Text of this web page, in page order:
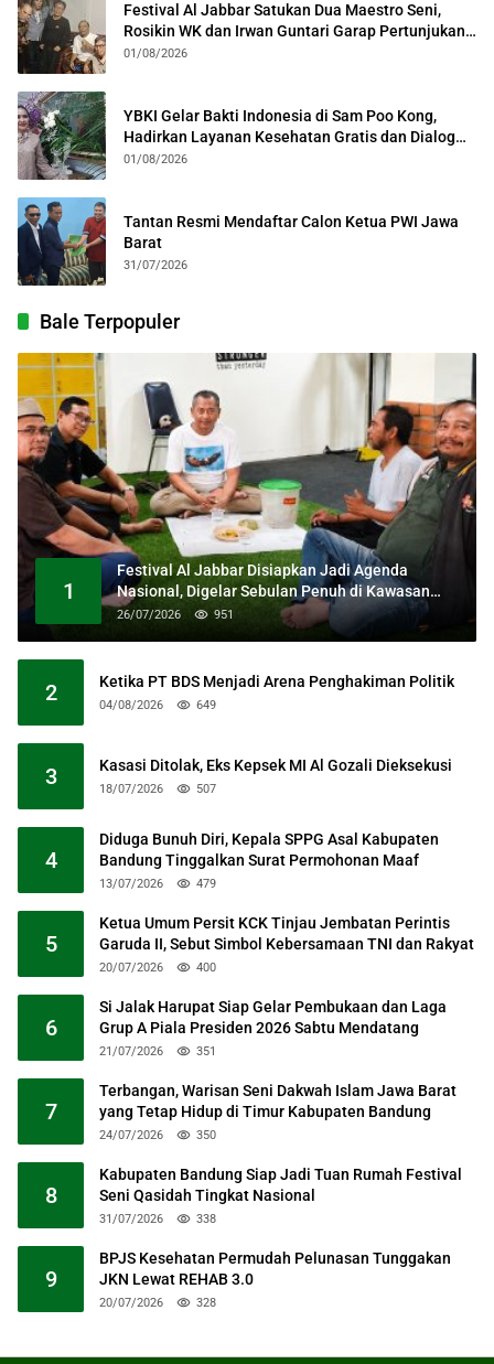
Festival Al Jabbar Satukan Dua Maestro Seni,
Rosikin WK dan Irwan Guntari Garap Pertunjukan
Kolosal
01/08/2026
YBKI Gelar Bakti Indonesia di Sam Poo Kong,
Hadirkan Layanan Kesehatan Gratis dan Dialog
Kebangsaan
01/08/2026
Tantan Resmi Mendaftar Calon Ketua PWI Jawa
Barat
31/07/2026
Bale Terpopuler
1
Festival Al Jabbar Disiapkan Jadi Agenda
Nasional, Digelar Sebulan Penuh di Kawasan
Masjid Raya Al Jabbar
26/07/2026 951
2 Ketika PT BDS Menjadi Arena Penghakiman Politik
04/08/2026 649
3 Kasasi Ditolak, Eks Kepsek MI Al Gozali Dieksekusi
18/07/2026 507
4
Diduga Bunuh Diri, Kepala SPPG Asal Kabupaten
Bandung Tinggalkan Surat Permohonan Maaf
13/07/2026 479
5
Ketua Umum Persit KCK Tinjau Jembatan Perintis
Garuda II, Sebut Simbol Kebersamaan TNI dan Rakyat
20/07/2026 400
6
Si Jalak Harupat Siap Gelar Pembukaan dan Laga
Grup A Piala Presiden 2026 Sabtu Mendatang
21/07/2026 351
7
Terbangan, Warisan Seni Dakwah Islam Jawa Barat
yang Tetap Hidup di Timur Kabupaten Bandung
24/07/2026 350
8
Kabupaten Bandung Siap Jadi Tuan Rumah Festival
Seni Qasidah Tingkat Nasional
31/07/2026 338
9
BPJS Kesehatan Permudah Pelunasan Tunggakan
JKN Lewat REHAB 3.0
20/07/2026 328